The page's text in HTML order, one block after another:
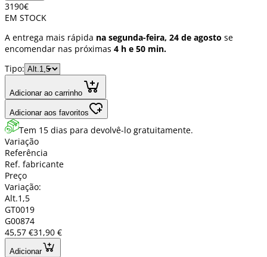
3190€
EM STOCK
A entrega mais rápida na segunda-feira, 24 de agosto se
encomendar nas próximas 4 h e 50 min.
Tipo:
Adicionar ao carrinho
Adicionar aos favoritos
Tem 15 dias para devolvê-lo gratuitamente.
Variação
Referência
Ref. fabricante
Preço
Variação:
Alt.1,5
GT0019
G00874
45,57 €31,90 €
Adicionar